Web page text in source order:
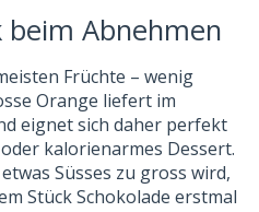
beim Abnehmen
Früchte – wenig
Orange liefert im
eignet sich daher perfekt
kalorienarmes Dessert.
Süsses zu gross wird,
Stück Schokolade erstmal